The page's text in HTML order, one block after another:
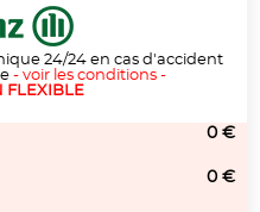
24/24 en cas d'accident
- voir les conditions-
FLEXIBLE
0 €
0 €